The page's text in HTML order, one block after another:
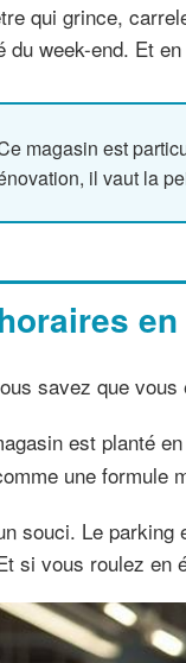
qui grince,
du week-end. Et
magasin est
il vaut la
savez que
est planté
une formule
souci. Le
si vous roulez en